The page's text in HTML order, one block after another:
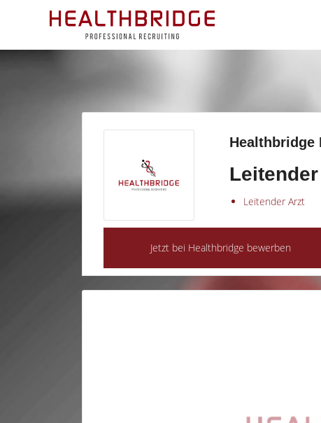
Healthbridge
Leitender Arzt